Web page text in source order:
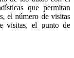
que permitan
el número de visitas
visitas, el punto de